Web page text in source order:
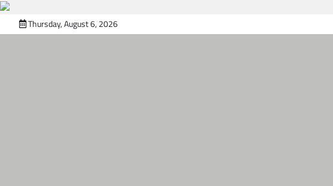
to
Thursday, August 6, 2026